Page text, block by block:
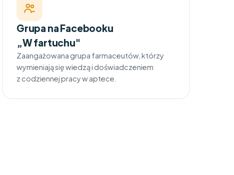
Grupa na Facebooku
„W fartuchu"
Zaangażowana grupa farmaceutów, którzy
wymieniają się wiedzą i doświadczeniem
z codziennej pracy w aptece.